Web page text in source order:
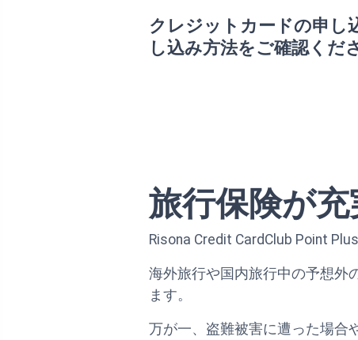
クレジットカードの申し
し込み方法をご確認くだ
旅行保険が充
Risona Credit CardClub Point
海外旅行や国内旅行中の予想外
ます。
万が一、盗難被害に遭った場合